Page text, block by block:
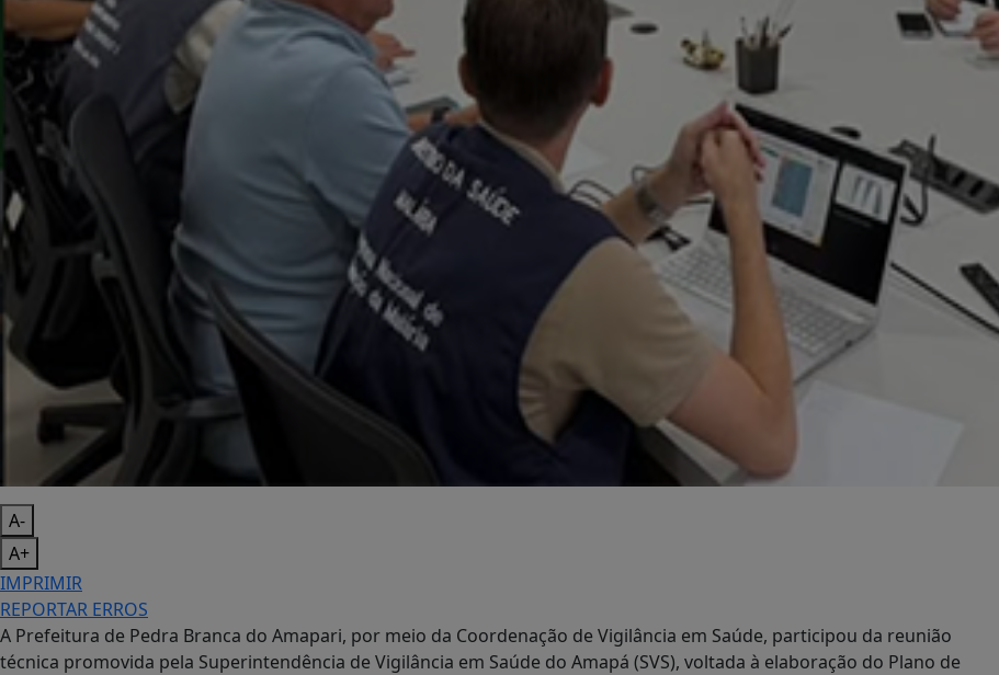
A-
A+
IMPRIMIR
REPORTAR ERROS
A Prefeitura de Pedra Branca do Amapari, por meio da Coordenação de Vigilância em Saúde, participou da reunião
técnica promovida pela Superintendência de Vigilância em Saúde do Amapá (SVS), voltada à elaboração do Plano de